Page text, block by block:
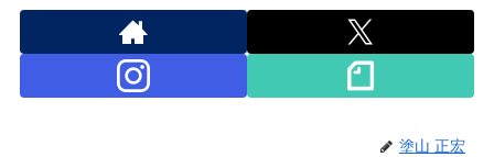
塗山 正宏